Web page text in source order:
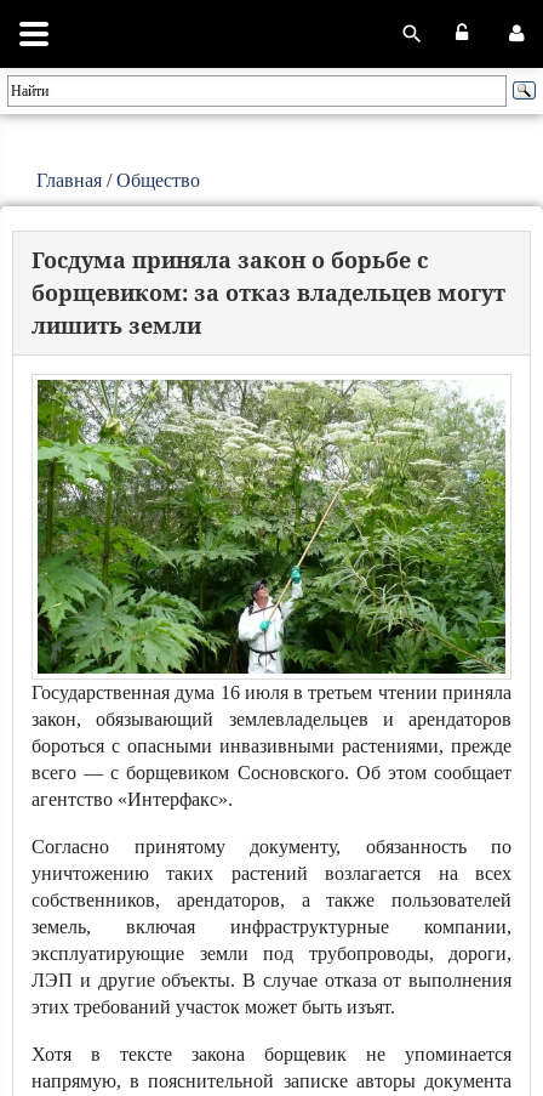
Главная /Общество
Госдума приняла закон о борьбе с
борщевиком: за отказ владельцев могут
лишить земли
Государственная дума 16 июля в третьем чтении приняла
закон, обязывающий землевладельцев и арендаторов
бороться с опасными инвазивными растениями, прежде
всего — с борщевиком Сосновского. Об этом сообщает
агентство «Интерфакс».
Согласно принятому документу, обязанность по
уничтожению таких растений возлагается на всех
собственников, арендаторов, а также пользователей
земель, включая инфраструктурные компании,
эксплуатирующие земли под трубопроводы, дороги,
ЛЭП и другие объекты. В случае отказа от выполнения
этих требований участок может быть изъят.
Хотя в тексте закона борщевик не упоминается
напрямую, в пояснительной записке авторы документа